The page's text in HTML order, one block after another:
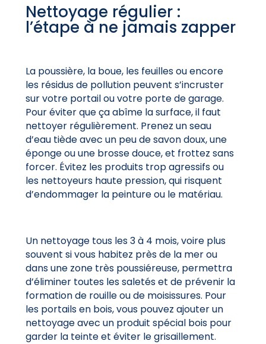
Nettoyage régulier :
l’étape à ne jamais zapper
La poussière, la boue, les feuilles ou encore
les résidus de pollution peuvent s’incruster
sur votre portail ou votre porte de garage.
Pour éviter que ça abîme la surface, il faut
nettoyer régulièrement. Prenez un seau
d’eau tiède avec un peu de savon doux, une
éponge ou une brosse douce, et frottez sans
forcer. Évitez les produits trop agressifs ou
les nettoyeurs haute pression, qui risquent
d’endommager la peinture ou le matériau.
Un nettoyage tous les 3 à 4 mois, voire plus
souvent si vous habitez près de la mer ou
dans une zone très poussiéreuse, permettra
d’éliminer toutes les saletés et de prévenir la
formation de rouille ou de moisissures. Pour
les portails en bois, vous pouvez ajouter un
nettoyage avec un produit spécial bois pour
garder la teinte et éviter le grisaillement.